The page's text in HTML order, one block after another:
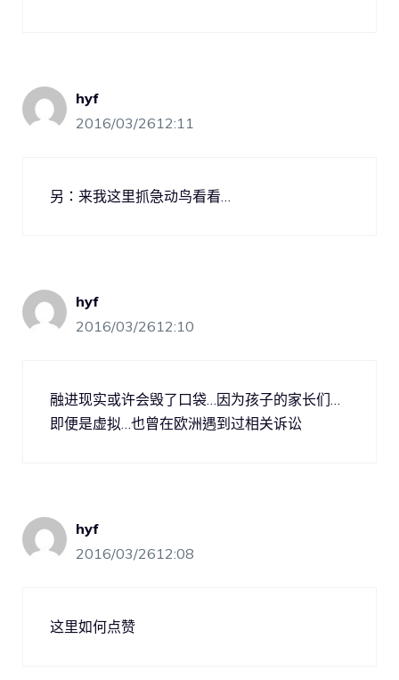
hyf
2016/03/2612:11
另：来我这里抓急动鸟看看…
hyf
2016/03/2612:10
融进现实或许会毁了口袋…因为孩子的家长们…
即便是虚拟…也曾在欧洲遇到过相关诉讼
hyf
2016/03/2612:08
这里如何点赞